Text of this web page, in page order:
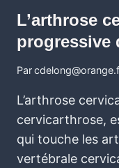
L’arthrose
progressive
Par
L’arthrose
cervicarthrose,
qui touche les
vertébrale